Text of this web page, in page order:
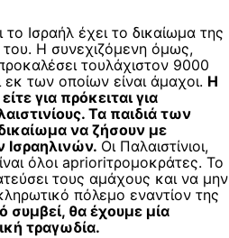
το Ισραήλ έχει το δικαίωμα της
Η συνεχιζόμενη όμως,
τουλάχιστον 9000
εκ των οποίων είναι άμαχοι. Η
για πρόκειται για
Τα παιδιά των
να ζήσουν με
Οι Παλαιστίνιοι,
όλοι aprioriτρομοκράτες. Το
τους αμάχους και να μην
πόλεμο εναντίον της
συμβεί, θα έχουμε μία
τραγωδία.